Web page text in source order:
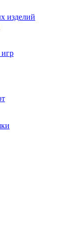
изделий